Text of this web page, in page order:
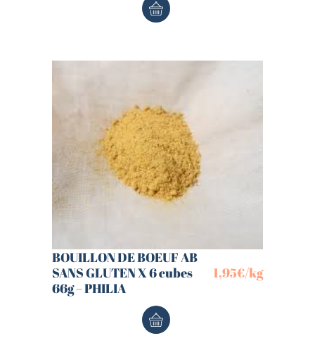
BOUILLON DE BOEUF AB
SANS GLUTEN X 6 cubes
66g – PHILIA
1,95€/kg